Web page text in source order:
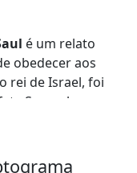
é um relato
obedecer aos
rei de Israel, foi
Samuel, para
divina e poupou o